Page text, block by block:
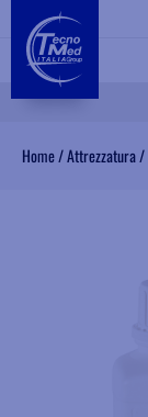
Home/Attrezzatura/